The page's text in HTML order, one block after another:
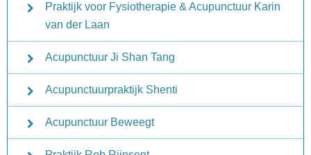
Praktijk voor Fysiotherapie & Acupunctuur Karin
van der Laan
Acupunctuur Ji Shan Tang
Acupunctuurpraktijk Shenti
Acupunctuur Beweegt